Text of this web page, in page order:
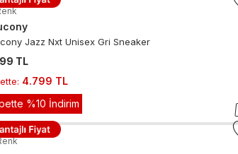
Jazz Nxt Unisex Gri Sneaker
TL
: 4.799 TL
%10 İndirim